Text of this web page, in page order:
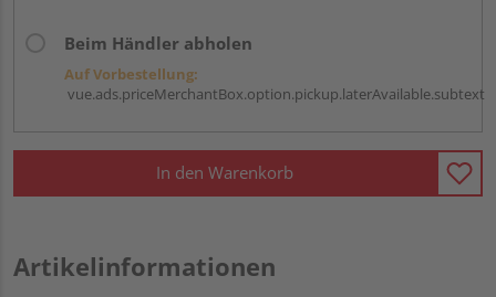
Beim Händler abholen
Auf Vorbestellung:
vue.ads.priceMerchantBox.option.pickup.laterAvailable.subtext
In den Warenkorb
Artikelinformationen